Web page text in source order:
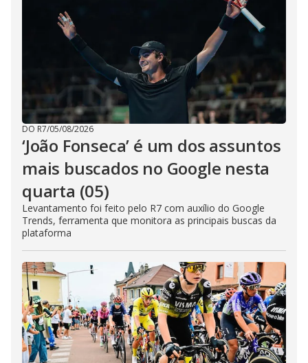
DO R7/05/08/2026
‘João Fonseca’ é um dos assuntos
mais buscados no Google nesta
quarta (05)
Levantamento foi feito pelo R7 com auxílio do Google
Trends, ferramenta que monitora as principais buscas da
plataforma